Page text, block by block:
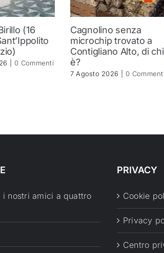
(16
0 Commenti
Cagnolino senza
microchip trovato a
Contigliano Alto, di chi
è?
7 Agosto 2026 0 Commenti
i nostri amici a quattro
PRIVACY
Cookie
Privacy
Centro